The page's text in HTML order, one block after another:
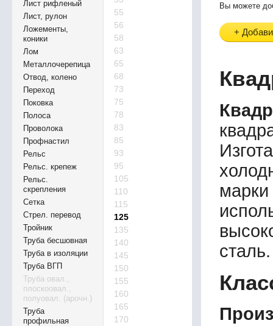
Лист рифленый
Лист, рулон
Ложементы,
коники
Лом
Металлочерепица
Отвод, колено
Переход
Поковка
Полоса
Проволока
Профнастил
Рельс
Рельс. крепеж
Рельс.
скрепления
Сетка
Стрел. перевод
Тройник
Труба бесшовная
Труба в изоляции
Труба ВГП
Труба овал.,
плоскоовал.,
полуовал. (арочн.)
Труба
профильная
55
56
58
63
65
68
73
75
78
83
85
93
95
105
110
115
125
135
140
145
150
155
160
165
170
Вы можете
+
сталь.